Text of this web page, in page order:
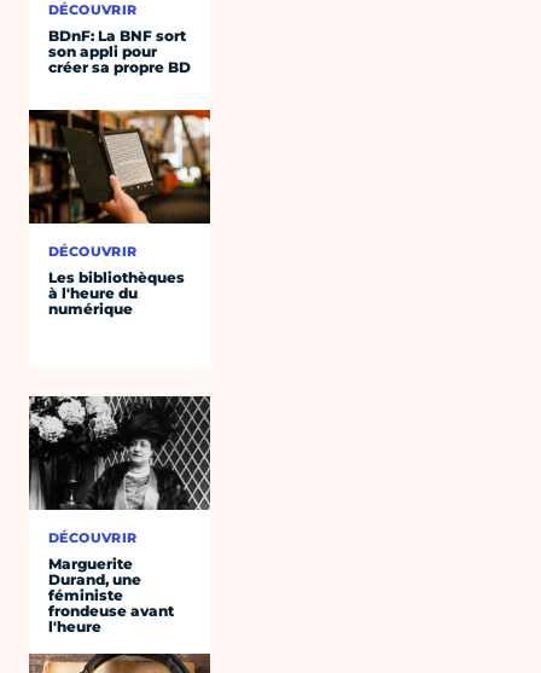
DÉCOUVRIR
BDnF: La BNF sort
son appli pour
créer sa propre BD
DÉCOUVRIR
Les bibliothèques
à l'heure du
numérique
DÉCOUVRIR
Marguerite
Durand, une
féministe
frondeuse avant
l'heure